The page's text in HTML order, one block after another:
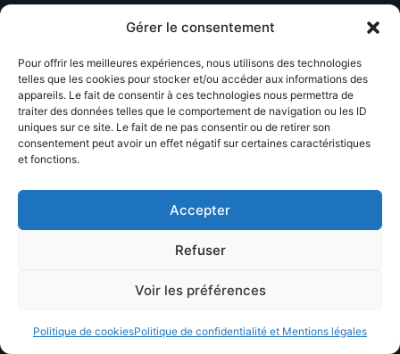
Gérer le consentement
Pour offrir les meilleures expériences, nous utilisons des technologies
telles que les cookies pour stocker et/ou accéder aux informations des
appareils. Le fait de consentir à ces technologies nous permettra de
traiter des données telles que le comportement de navigation ou les ID
uniques sur ce site. Le fait de ne pas consentir ou de retirer son
consentement peut avoir un effet négatif sur certaines caractéristiques
et fonctions.
Accepter
Refuser
Voir les préférences
Politique de cookiesPolitique de confidentialité et Mentions légales
S'abonner
Votre adresse email ne sera jamais transmises à des
tiers et vous recevrez uniquement des informations en
lien avec le contenu éditorial du site. Vous pouvez
Copyright 2021-2025 © Tous droits réservés. Design by Yanis
Chauvel
Mentions légales et confidentialité